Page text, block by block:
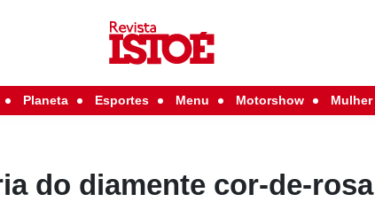
Planeta Esportes Menu Motorshow Mulher
do diamente cor-de-rosa